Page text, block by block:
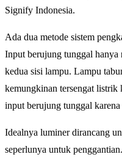
Signify Indonesia.
Ada dua metode sistem
Input berujung tunggal hanya
kedua sisi lampu. Lampu
kemungkinan tersengat listrik
input berujung tunggal
Idealnya luminer dirancang
seperlunya untuk